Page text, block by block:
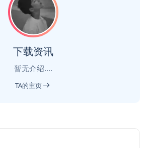
下载资讯
暂无介绍....
TA的主页